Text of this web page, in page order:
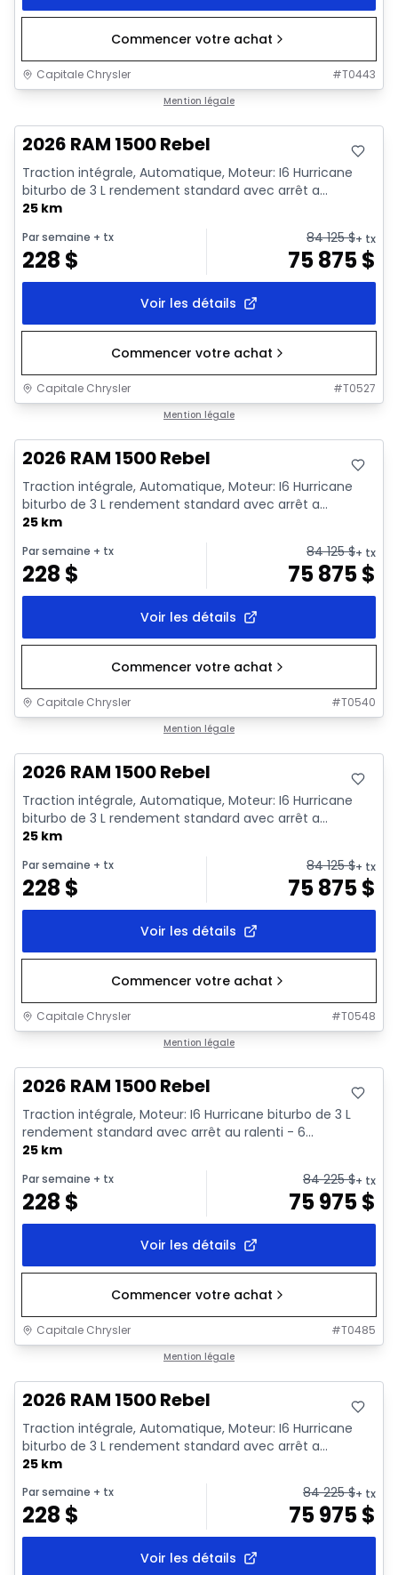
Commencer votre achat
Capitale Chrysler #T0443
Mention légale
2026 RAM 1500 Rebel
Traction intégrale, Automatique, Moteur: I6 Hurricane
biturbo de 3 L rendement standard avec arrêt a...
25 km
Par semaine + tx
228 $
84 125$+ tx
75 875$
Voir les détails
Commencer votre achat
Capitale Chrysler #T0527
Mention légale
2026 RAM 1500 Rebel
Traction intégrale, Automatique, Moteur: I6 Hurricane
biturbo de 3 L rendement standard avec arrêt a...
25 km
Par semaine + tx
228 $
84 125$+ tx
75 875$
Voir les détails
Commencer votre achat
Capitale Chrysler #T0540
Mention légale
2026 RAM 1500 Rebel
Traction intégrale, Automatique, Moteur: I6 Hurricane
biturbo de 3 L rendement standard avec arrêt a...
25 km
Par semaine + tx
228 $
84 125$+ tx
75 875$
Voir les détails
Commencer votre achat
Capitale Chrysler #T0548
Mention légale
2026 RAM 1500 Rebel
Traction intégrale, Moteur: I6 Hurricane biturbo de 3 L
rendement standard avec arrêt au ralenti - 6...
25 km
Par semaine + tx
228 $
84 225$+ tx
75 975$
Voir les détails
Commencer votre achat
Capitale Chrysler #T0485
Mention légale
2026 RAM 1500 Rebel
Traction intégrale, Automatique, Moteur: I6 Hurricane
biturbo de 3 L rendement standard avec arrêt a...
25 km
Par semaine + tx
228 $
84 225$+ tx
75 975$
Voir les détails